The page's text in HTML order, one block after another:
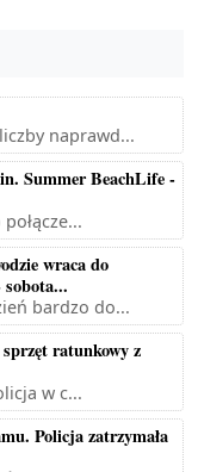
naprawd...
Summer BeachLife -
wraca do
bardzo do...
ratunkowy z
w c...
Policja zatrzymała